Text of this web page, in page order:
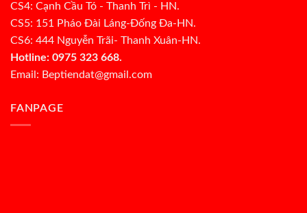
CS4: Cạnh Cầu Tó - Thanh Trì - HN.
CS5: 151 Pháo Đài Láng-Đống Đa-HN.
CS6: 444 Nguyễn Trãi- Thanh Xuân-HN.
Hotline: 0975 323 668.
Email: Beptiendat@gmail.com
FANPAGE